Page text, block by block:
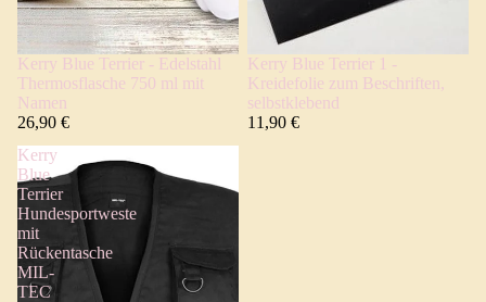
Kerry Blue Terrier - Edelstahl
Thermosflasche 750 ml mit
Namen
26,90 €
Kerry Blue Terrier 1 -
Kreidefolie zum Beschriften,
selbstklebend
11,90 €
Kerry
Blue
Terrier
Hundesportweste
mit
Rückentasche
MIL-
TEC